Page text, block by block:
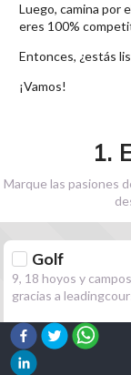
Luego, camina por
eres 100%
Entonces, ¿estás
¡Vamos!
1.
Marque las pasiones
Golf
9, 18 hoyos y
gracias a
Senderismo